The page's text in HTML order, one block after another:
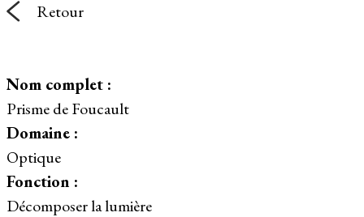
Retour
Nom complet :
Prisme de Foucault
Domaine :
Optique
Fonction :
Décomposer la lumière